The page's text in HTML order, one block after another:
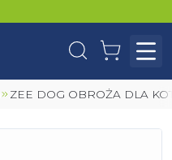
WyszukajKoszyk
ZEE DOG OBROŻA DLA